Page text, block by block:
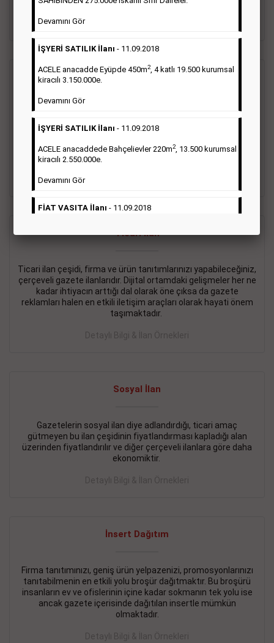
Detaylı Bilgi & İlan Örnekleri
Vasıta İlanı
Sarı sayfa ilanlar alım- satım, duyuru, mini reklam şeklinde
ifade edilebilen ilanlardır. Gazetelerin tirajını önemli ölçüde
etkilerler ve gazete gelirlerinin de önemli bir bölümünü
oluştururlar.Sabah sarı sayfa eleman ilanlarında 6 kelime
sayısı şartı aranmamaktadır.
Detaylı Bilgi & İlan Örnekleri
Ticari İlan
Ticari ilan çeşidi, firma ve ürün tanıtımlarınızı yapabileceğiniz,
çerçeveli gazete ilanlarıdır. Dijital ortamdaki gelişmeler her ne
kadar ihtiyacın arttığı dal olarak öne çıksa da gazete
reklamları halen en etkili iletişim araçları olarak hayati önem
taşımaktadır.
Detaylı Bilgi & İlan Örnekleri
Sosyal İlan
Gazetelerin sosyal ilan diye adlandırdığı, ticari amaç
gütmeyen bu ilan çeşidinin fiyatlandırması kapladığı alan
üzerinden fiyatlandırılır ve diğer çerçeveli ilanlara göre daha
ekonomiktir.
Detaylı Bilgi & İlan Örnekleri
İnsert Dağıtım
Firma tanıtımınızı, geniş ürün yelpazenizi, promosyonlarınızı
tanıtabilmenin en etkili yolu broşür dağıtmaktır. Bu broşürü
insanların ev ve ofislerinin içine kadar sokmanın tek yolu ise
ancak gazete içerisinde dağıtılan insertle mümkün
olmaktadır.
Detaylı Bilgi & İlan Örnekleri
Devamını Gör
İŞYERİ SATILIK İlanı - 11.09.2018
ACELE anacadde Eyüpde 450m2, 4 katlı 19.500 kurumsal
kiracılı 3.150.000e.
Devamını Gör
İŞYERİ SATILIK İlanı - 11.09.2018
ACELE anacaddede Bahçelievler 220m2, 13.500 kurumsal
kiracılı 2.550.000e.
Devamını Gör
FİAT VASITA İlanı - 11.09.2018
2.800.000e kurumsal mağaza.
BAKIRKÖY SATILIK İlanı- 11.09.2018
KARTALTEPEde kelepir 2+ 1 satılık daire
İŞYERİ KİRALIK İlanı - 11.09.2018
BEYLİKDÜZÜ Kavaklıda 4 katlı bina
DEVREMÜLK KİRALIK İlanı- 11.09.2018
SİNYE Tekstile Şoförlüğü olan 35 yaşını aşmamış, Depo
elemanı alınacaktır. Osmanbey, Şişli